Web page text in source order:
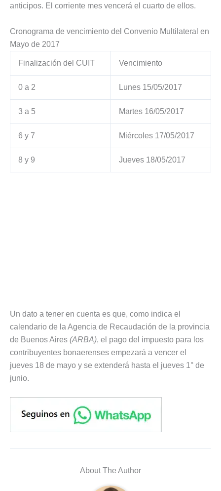
anticipos. El corriente mes vencerá el cuarto de ellos.
Cronograma de vencimiento del Convenio Multilateral en
Mayo de 2017
Finalización del CUIT Vencimiento
0 a 2 Lunes 15/05/2017
3 a 5 Martes 16/05/2017
6 y 7 Miércoles 17/05/2017
8 y 9 Jueves 18/05/2017
Un dato a tener en cuenta es que, como indica el
calendario de la Agencia de Recaudación de la provincia
de Buenos Aires (ARBA), el pago del impuesto para los
contribuyentes bonaerenses empezará a vencer el
jueves 18 de mayo y se extenderá hasta el jueves 1° de
junio.
About The Author